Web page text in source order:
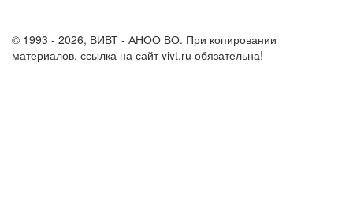
© 1993 - 2026, ВИВТ - АНОО ВО. При копировании
материалов, ссылка на сайт vivt.ru обязательна!